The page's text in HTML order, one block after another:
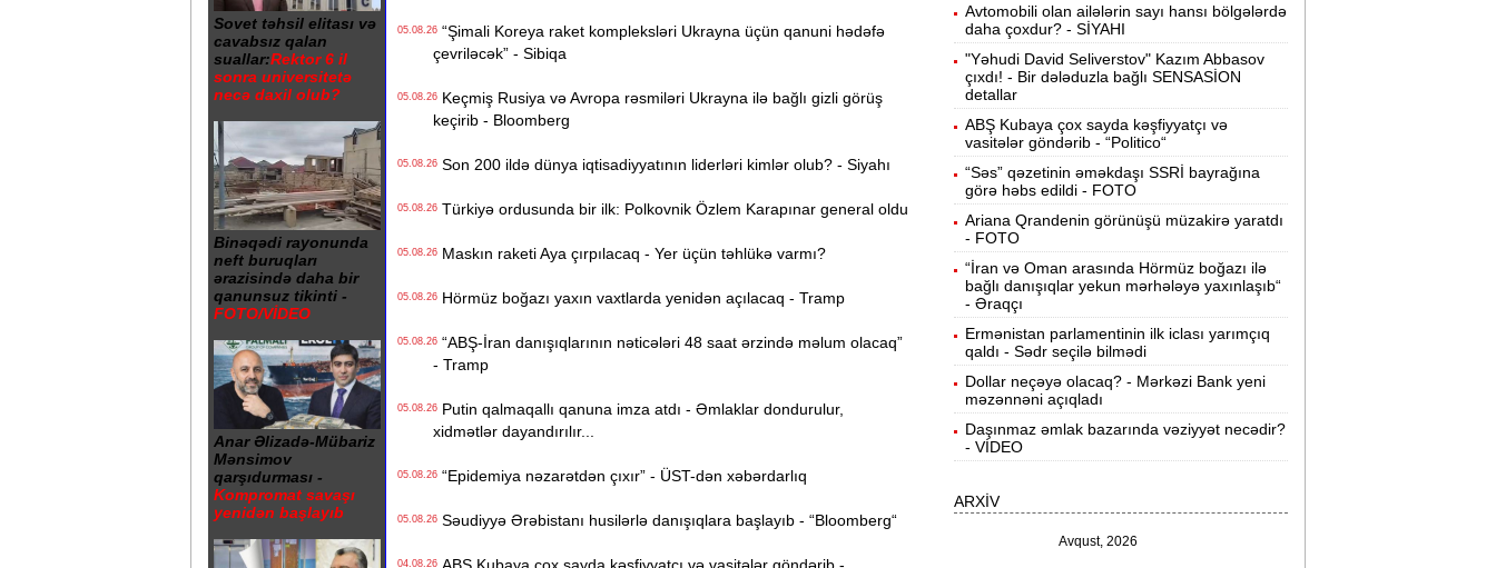
Sovet təhsil elitası və
cavabsız qalan
suallar:Rektor 6 il
sonra universitetə
necə daxil olub?
Binəqədi rayonunda
neft buruqları
ərazisində daha bir
qanunsuz tikinti -
FOTO/VİDEO
Anar Əlizadə-Mübariz
Mənsimov
qarşıdurması -
Kompromat savaşı
yenidən başlayıb
05.08.26“Şimali Koreya raket kompleksləri Ukrayna üçün qanuni hədəfə
çevriləcək” - Sibiqa
05.08.26Keçmiş Rusiya və Avropa rəsmiləri Ukrayna ilə bağlı gizli görüş
keçirib - Bloomberg
05.08.26Son 200 ildə dünya iqtisadiyyatının liderləri kimlər olub? - Siyahı
05.08.26Türkiyə ordusunda bir ilk: Polkovnik Özlem Karapınar general oldu
05.08.26Maskın raketi Aya çırpılacaq - Yer üçün təhlükə varmı?
05.08.26Hörmüz boğazı yaxın vaxtlarda yenidən açılacaq - Tramp
05.08.26“ABŞ-İran danışıqlarının nəticələri 48 saat ərzində məlum olacaq”
- Tramp
05.08.26Putin qalmaqallı qanuna imza atdı - Əmlaklar dondurulur,
xidmətlər dayandırılır...
05.08.26“Epidemiya nəzarətdən çıxır” - ÜST-dən xəbərdarlıq
05.08.26Səudiyyə Ərəbistanı husilərlə danışıqlara başlayıb - “Bloomberg“
04.08.26
15:28
“Tarqovı”dakı yanğın məhdudlaşdırıldı
-VİDEOLAR
15:13
Velosipedlər Azərbaycana hansı
ölkələrdən və neçəyə gətirilib -
14:59
Pərvin Abıyeva son görünüşü diqqət
çəkdi - FOTOLAR
14:43
Bakıda 70 min manatlıq naqil
oğurlayan şəxs tutuldu -VİDEO
14:26
Samir Şərifova yeni vəzifə verildi -
Prezident Sərəncam imzaladı
14:11 Tovuzda qadın qətlə yetirildi -Şübhəli
qardaşı oğludur
13:56 39 dərəcə isti olacaq - Sabaha olan
hava proqnozu
13:40
Prezident bu səfirlərin yerini dəyişdi -
Avtomobili olan ailələrin sayı hansı bölgələrdə
daha çoxdur? - SİYAHI
"Yəhudi David Seliverstov" Kazım Abbasov
çıxdı! - Bir dələduzla bağlı SENSASİON
detallar
ABŞ Kubaya çox sayda kəşfiyyatçı və
vasitələr göndərib - “Politico“
“Səs” qəzetinin əməkdaşı SSRİ bayrağına
görə həbs edildi - FOTO
Ariana Qrandenin görünüşü müzakirə yaratdı
- FOTO
“İran və Oman arasında Hörmüz boğazı ilə
bağlı danışıqlar yekun mərhələyə yaxınlaşıb“
- Əraqçı
Ermənistan parlamentinin ilk iclası yarımçıq
qaldı - Sədr seçilə bilmədi
Dollar neçəyə olacaq? - Mərkəzi Bank yeni
məzənnəni açıqladı
Daşınmaz əmlak bazarında vəziyyət necədir?
- VİDEO
ARXİV
Avqust, 2026